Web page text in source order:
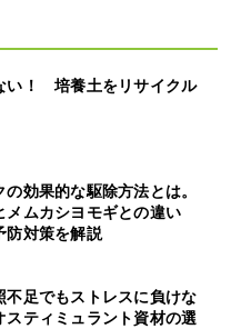
い！ 培養土をリサイクル
効果的な駆除方法とは。
メムカシヨモギとの違い
防対策を解説
不足でもストレスに負けな
スティミュラント資材の選